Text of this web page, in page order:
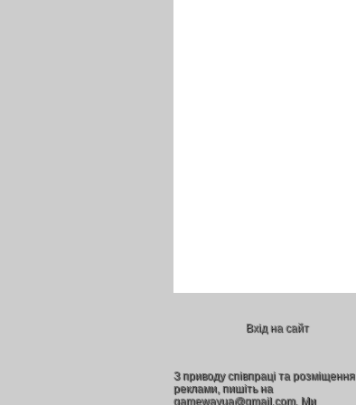
Вхід на сайт
З приводу співпраці та розміщення
реклами, пишіть на
gamewayua@gmail.com. Ми